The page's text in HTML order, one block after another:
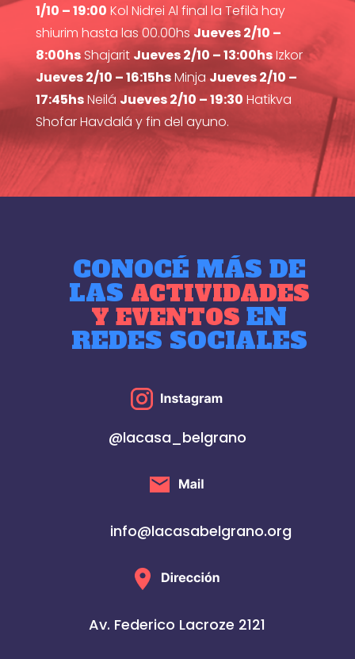
1/10 – 19:00 Kol Nidrei Al final la Tefilà hay
shiurim hasta las 00.00hsJueves 2/10 –
8:00hsShajarit Jueves 2/10 – 13:00hsIzkor
Jueves 2/10 – 16:15hsMinja Jueves 2/10 –
17:45hsNeilá Jueves 2/10 – 19:30 Hatikva
Shofar Havdalá y fin del ayuno.
CONOCÉ MÁS DE
LAS ACTIVIDADES
Y EVENTOSEN
REDES SOCIALES
@lacasa_belgrano
info@lacasabelgrano.org
Av. Federico Lacroze 2121